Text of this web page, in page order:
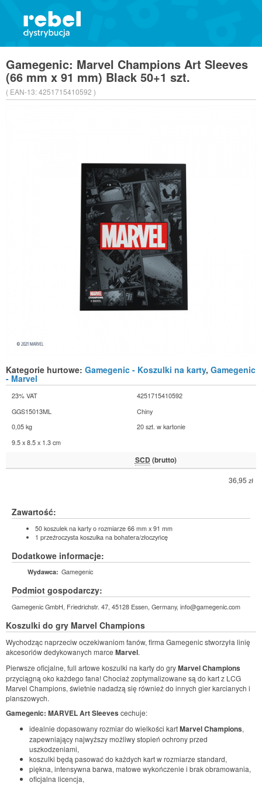
Gamegenic: Marvel Champions Art Sleeves
(66 mm x 91 mm) Black 50+1 szt.
( EAN-13:4251715410592 )
Kategorie hurtowe: Gamegenic - Koszulki na karty, Gamegenic
- Marvel
23% VAT
4251715410592
GGS15013ML
Chiny
0,05 kg
20 szt. w kartonie
9.5 x 8.5 x 1.3 cm
SCD (brutto)
36,95 zł
Zawartość:
50 koszulek na karty o rozmiarze 66 mm x 91 mm
1 przeźroczysta koszulka na bohatera/złoczyńcę
Dodatkowe informacje:
Wydawca: Gamegenic
Podmiot gospodarczy:
Gamegenic GmbH, Friedrichstr. 47, 45128 Essen, Germany, info@gamegenic.com
Koszulki do gry Marvel Champions
Wychodząc naprzeciw oczekiwaniom fanów, firma Gamegenic stworzyła linię
akcesoriów dedykowanych marce Marvel.
Pierwsze oficjalne, full artowe koszulki na karty do gryMarvel Champions
przyciągną oko każdego fana! Chociaż zoptymalizowane są do kart z LCG
Marvel Champions, świetnie nadadzą się również do innych gier karcianych i
planszowych.
Gamegenic: MARVEL Art Sleeves cechuje:
idealnie dopasowany rozmiar do wielkości kartMarvel Champions,
zapewniający najwyższy możliwy stopień ochrony przed
uszkodzeniami,
koszulki będą pasować do każdych kart w rozmiarze standard,
piękna, intensywna barwa, matowe wykończenie i brak obramowania,
oficjalna licencja,